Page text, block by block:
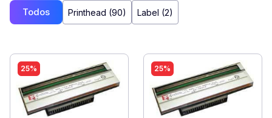
Todos Printhead (90) Label (2)
25% 25%